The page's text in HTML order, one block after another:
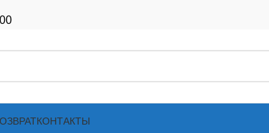
КОНТАКТЫ